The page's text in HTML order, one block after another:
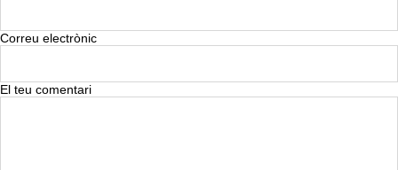
Correu electrònic
El teu comentari